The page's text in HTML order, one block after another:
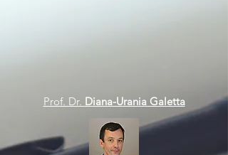
Prof. Dr. Diana-Urania Galetta